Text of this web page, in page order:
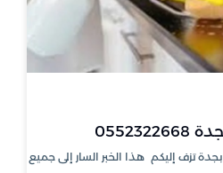
تزف إليكم هذا الخبر السار إلى جميع